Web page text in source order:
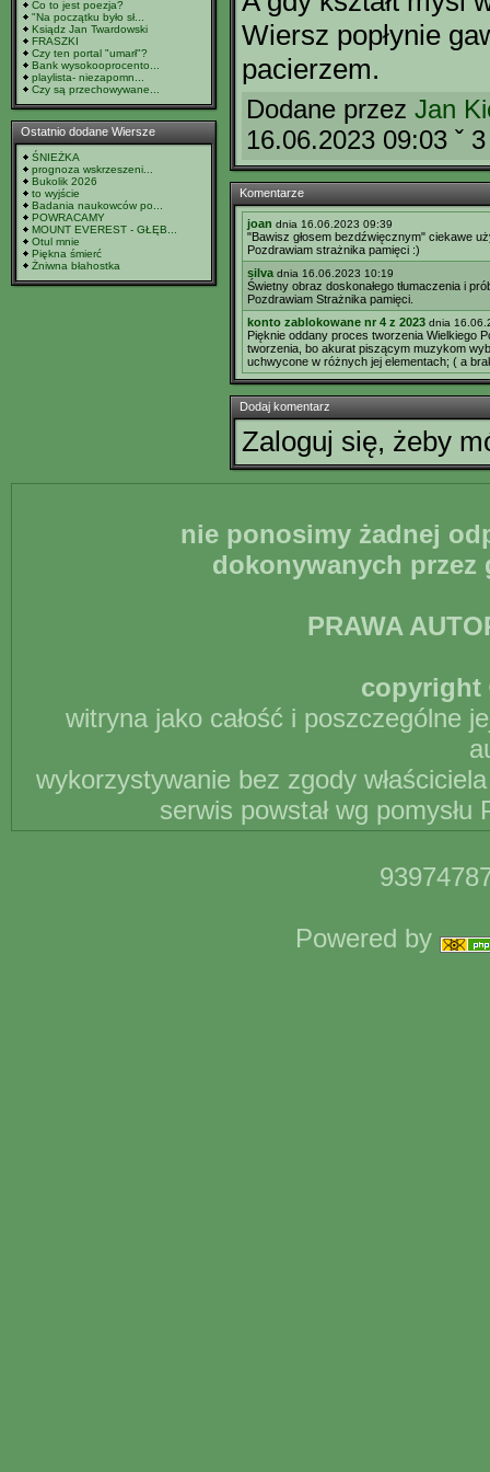
Co to jest poezja?
"Na początku było sł...
Ksiądz Jan Twardowski
FRASZKI
Czy ten portal "umarł"?
Bank wysokooprocento...
playlista- niezapomn...
Czy są przechowywane...
Ostatnio dodane Wiersze
ŚNIEŻKA
prognoza wskrzeszeni...
Bukolik 2026
to wyjście
Badania naukowców po...
POWRACAMY
MOUNT EVEREST - GŁĘB...
Otul mnie
Piękna śmierć
Żniwna błahostka
Wiersz popłynie
pacierzem.
Dodane przez Jan
16.06.2023 09:03 ˇ
Komentarze
joan dnia 16.06.2023 09:39
"Bawisz głosem bezdźwięcznym" ciekawe
Pozdrawiam strażnika pamięci :)
silva dnia 16.06.2023 10:19
Świetny obraz doskonałego tłumaczenia i
Pozdrawiam Strażnika pamięci.
konto zablokowane nr 4 z 2023 dnia
Pięknie oddany proces tworzenia Wielkiego
tworzenia, bo akurat piszącym muzykom
uchwycone w różnych jej elementach; ( a
Dodaj komentarz
Zaloguj się, żeby
nie ponosimy żadnej
dokonywanych
PRAWA
copyright
witryna jako całość i poszczególne
wykorzystywanie bez zgody
serwis powstał wg
Powered by